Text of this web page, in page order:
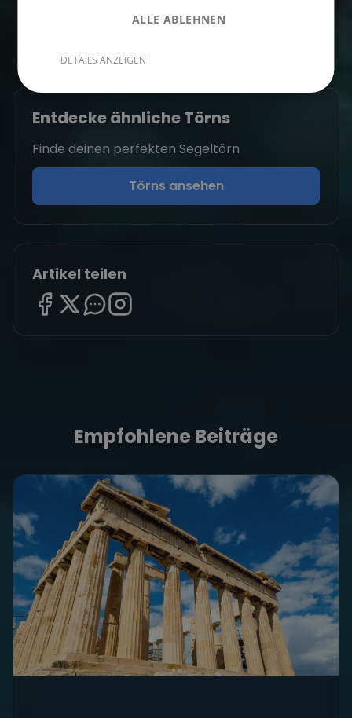
Entdecke ähnliche Törns
Finde deinen perfekten Segeltörn
Törns ansehen
Artikel teilen
Empfohlene Beiträge
ALLE ABLEHNEN
DETAILS ANZEIGEN